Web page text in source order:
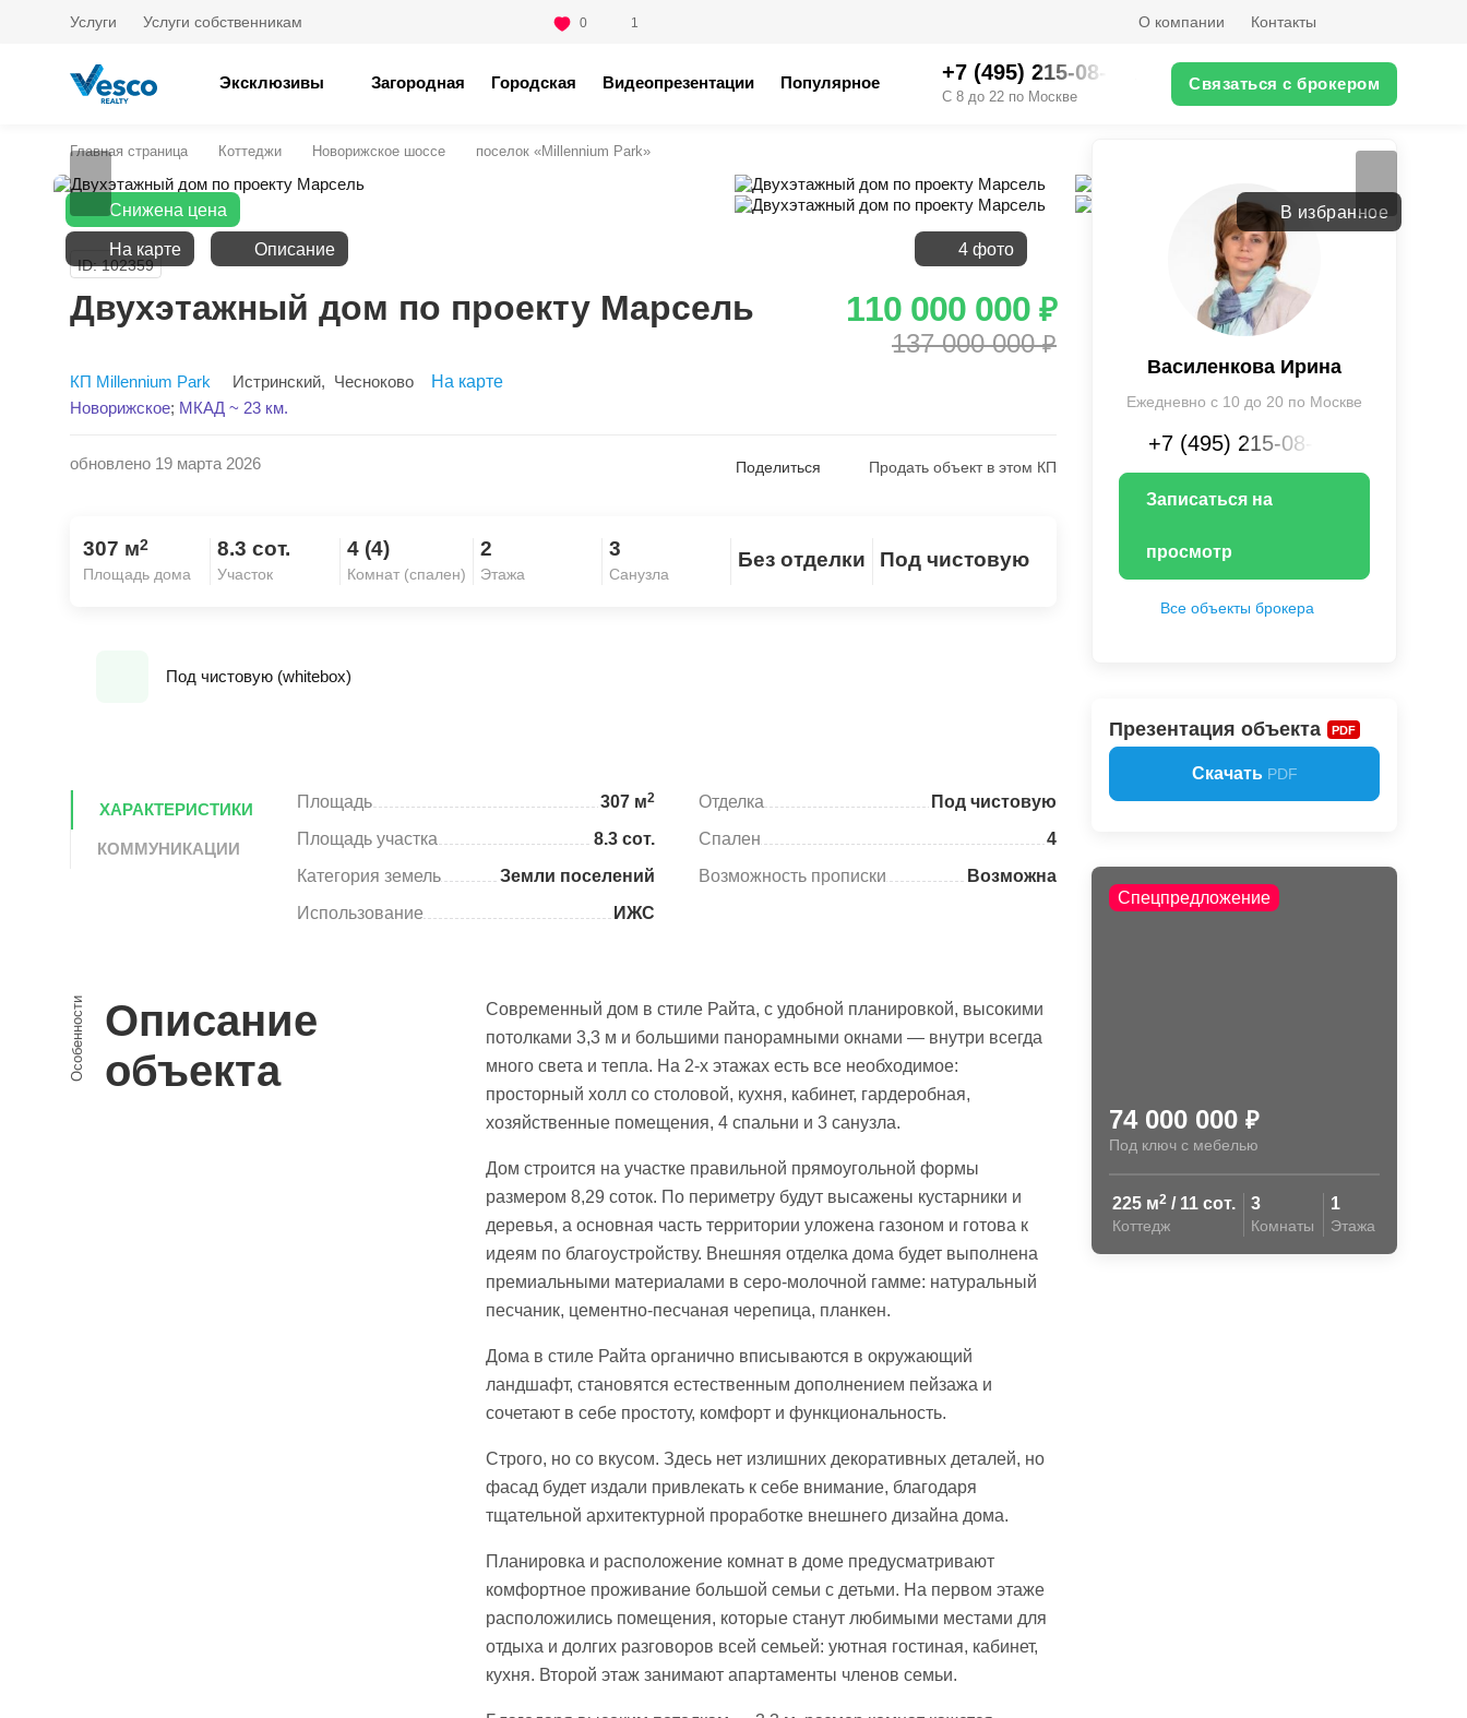
Услуги Услуги собственникам 0 1 О компании Контакты
Эксклюзивы Загородная Городская Видеопрезентации Популярное +7 (495) 215-08-XX
С 8 до 22 по Москве
Связаться с брокером
Главная страница Коттеджи Новорижское шоссе поселок «Millennium Park»
Снижена цена
В избранное
На карте
Описание 4 фото
ID: 102359
Двухэтажный дом по проекту Марсель 110 000 000 ₽
137 000 000 ₽
КП Millennium Park Истринский, Чесноково
На карте
Новорижское; МКАД ~ 23 км.
обновлено 19 марта 2026 Поделиться
Скопировать ссылку
Продать объект в этом КП
307 м2
Площадь дома
8.3 сот.
Участок
4 (4)
Комнат (спален)
2
Этажа
3
Санузла
Без отделки Под чистовую
Под чистовую (whitebox)
ХАРАКТЕРИСТИКИ
КОММУНИКАЦИИ
Площадь 307 м2
Площадь участка
8.3 сот.
Категория земель
Земли поселений
Использование
ИЖС
Отделка
Под чистовую
Спален
4
Возможность прописки
Возможна
Особенности Описание
объекта
Современный дом в стиле Райта, с удобной планировкой, высокими
потолками 3,3 м и большими панорамными окнами — внутри всегда
много света и тепла. На 2-х этажах есть все необходимое:
просторный холл со столовой, кухня, кабинет, гардеробная,
хозяйственные помещения, 4 спальни и 3 санузла.
Дом строится на участке правильной прямоугольной формы
размером 8,29 соток. По периметру будут высажены кустарники и
деревья, а основная часть территории уложена газоном и готова к
идеям по благоустройству. Внешняя отделка дома будет выполнена
премиальными материалами в серо-молочной гамме: натуральный
песчаник, цементно-песчаная черепица, планкен.
Дома в стиле Райта органично вписываются в окружающий
ландшафт, становятся естественным дополнением пейзажа и
сочетают в себе простоту, комфорт и функциональность.
Строго, но со вкусом. Здесь нет излишних декоративных деталей, но
фасад будет издали привлекать к себе внимание, благодаря
тщательной архитектурной проработке внешнего дизайна дома.
Планировка и расположение комнат в доме предусматривают
комфортное проживание большой семьи с детьми. На первом этаже
расположились помещения, которые станут любимыми местами для
отдыха и долгих разговоров всей семьей: уютная гостиная, кабинет,
кухня. Второй этаж занимают апартаменты членов семьи.
Василенкова Ирина
Ежедневно с 10 до 20 по Москве
+7 (495) 215-08-XX
Записаться на
просмотр
Все объекты брокера
Презентация объекта PDF
Скачать PDF
Спецпредложение
74 000 000 ₽
Под ключ с мебелью
225 м2 / 11 сот.
Коттедж
3
Комнаты
1
Этажа